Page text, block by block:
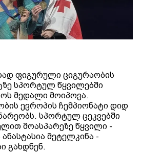
ფიგურული ციგურაობის
სპორტულ წყვილებში
მედალი მოიპოვა.
ევროპის ჩემპიონატი დიდ
სპორტულ ცეკვებში
მოასპარეზე წყვილი -
მეტელკინა -
გახდნენ.